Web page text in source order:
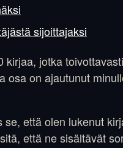
sijoittajaksi
kirjaa, jotka
osa on ajautunut
että olen lukenut
että ne sisältävät